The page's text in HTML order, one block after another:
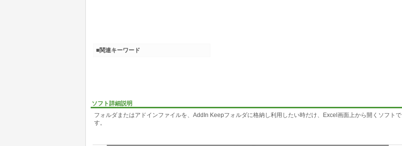
ソフト詳細説明
フォルダまたはアドインファイルを、AddIn Keepフォルダに格納し利用したい時だけ、Excel画面上から開くソフトで
す。
■関連キーワード